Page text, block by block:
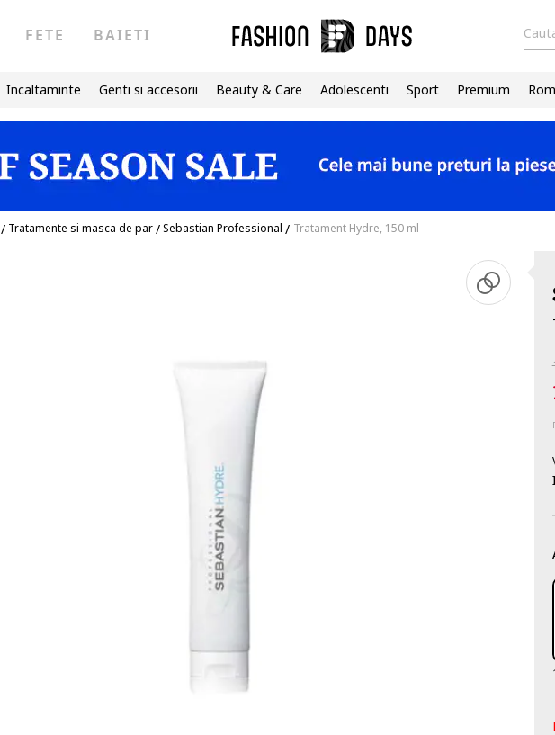
FETE BAIETI
Incaltaminte Genti si accesorii Beauty & Care Adolescenti Sport Premium
/ Tratamente si masca de par/Sebastian Professional / Tratament Hydre, 150 ml